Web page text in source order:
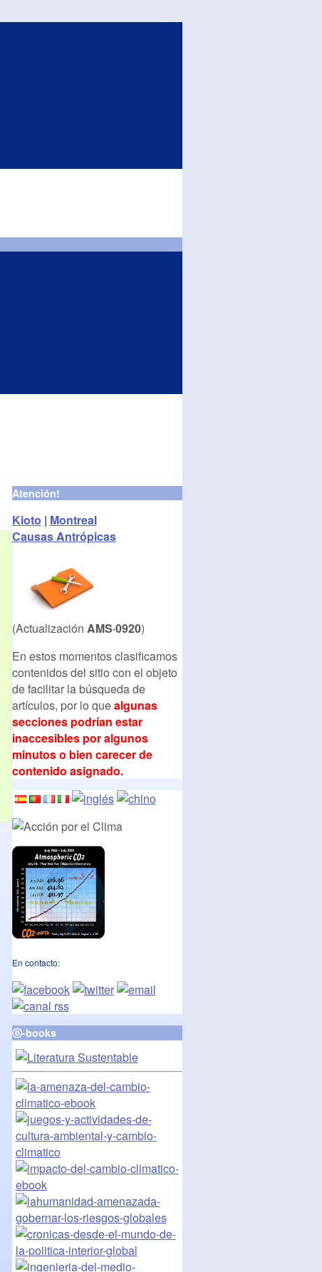
Atención!
Kioto | Montreal
Causas Antrópicas
(Actualización AMS·0920)
En estos momentos clasificamos
contenidos del sitio con el objeto
de facilitar la búsqueda de
artículos, por lo quealgunas
secciones podrían estar
inaccesibles por algunos
minutos o bien carecer de
contenido asignado.
En contacto:
ⓔ-books